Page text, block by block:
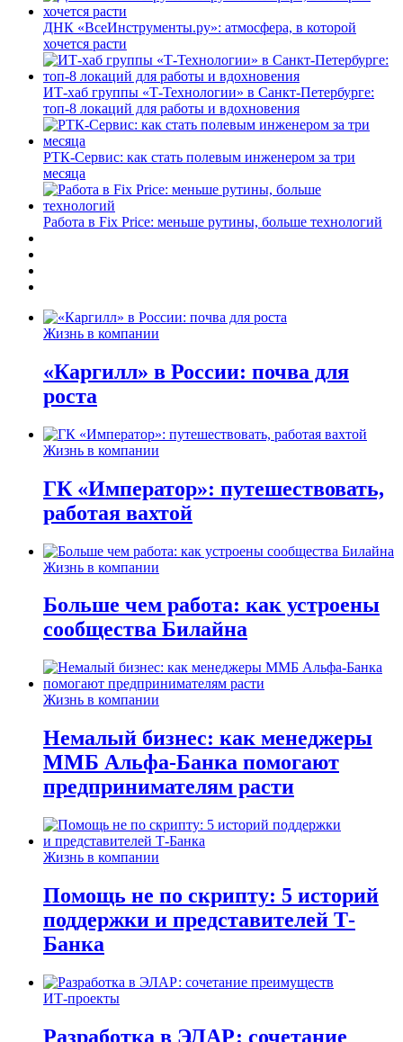
ДНК «ВсеИнструменты.ру»: атмосфера, в которой
хочется расти
ИТ-хаб группы «Т-Технологии» в Санкт-Петербурге:
топ-8 локаций для работы и вдохновения
РТК-Сервис: как стать полевым инженером за три
месяца
Работа в Fix Price: меньше рутины, больше технологий
Жизнь в компании
«Каргилл» в России: почва для
роста
Жизнь в компании
ГК «Император»: путешествовать,
работая вахтой
Жизнь в компании
Больше чем работа: как устроены
сообщества Билайна
Жизнь в компании
Немалый бизнес: как менеджеры
ММБ Альфа-Банка помогают
предпринимателям расти
Жизнь в компании
Помощь не по скрипту: 5 историй
поддержки и представителей Т-
Банка
ИТ-проекты
Разработка в ЭЛАР: сочетание